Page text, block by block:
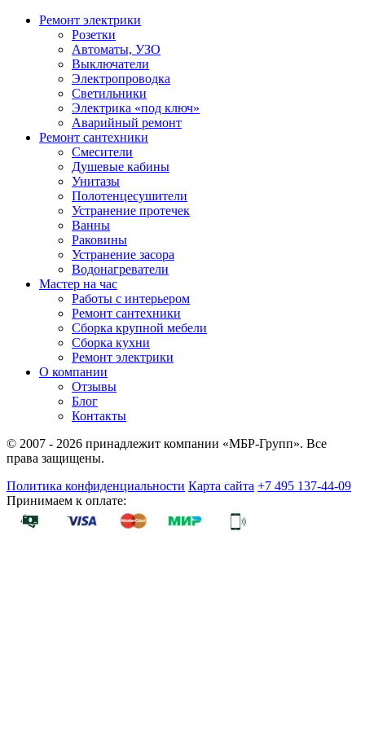
Ремонт электрики
Розетки
Автоматы, УЗО
Выключатели
Электропроводка
Светильники
Электрика «под ключ»
Аварийный ремонт
Ремонт сантехники
Смесители
Душевые кабины
Унитазы
Полотенцесушители
Устранение протечек
Ванны
Раковины
Устранение засора
Водонагреватели
Мастер на час
Работы с интерьером
Ремонт сантехники
Сборка крупной мебели
Сборка кухни
Ремонт электрики
О компании
Отзывы
Блог
Контакты
© 2007 - 2026 принадлежит компании «МБР-Групп». Все
права защищены.
Политика конфиденциальности Карта сайта +7 495 137-44-09
Принимаем к оплате: